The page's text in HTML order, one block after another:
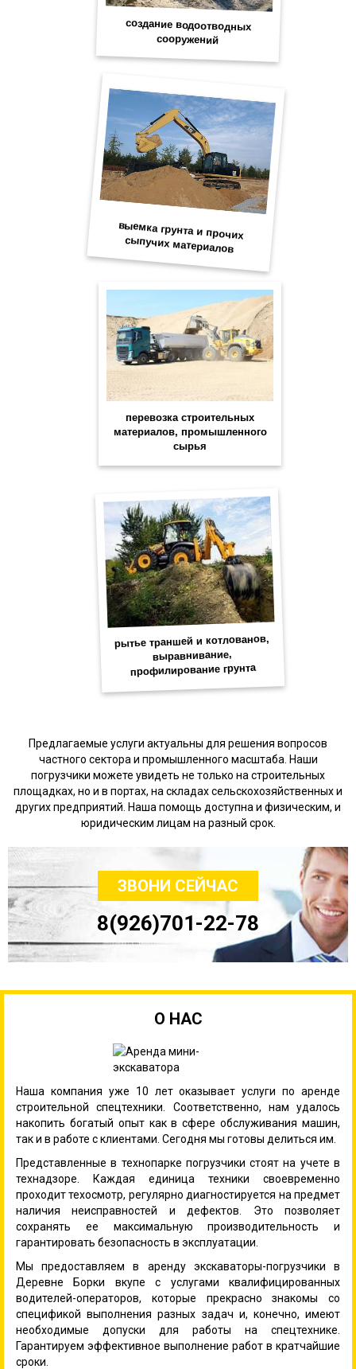
Предлагаемые услуги актуальны для решения вопросов
частного сектора и промышленного масштаба. Наши
погрузчики можете увидеть не только на строительных
площадках, но и в портах, на складах сельскохозяйственных и
других предприятий. Наша помощь доступна и физическим, и
юридическим лицам на разный срок.
ЗВОНИ СЕЙЧАС
8(926)701-22-78
О НАС
Наша компания уже 10 лет оказывает услуги по аренде
строительной спецтехники. Соответственно, нам удалось
накопить богатый опыт как в сфере обслуживания машин,
так и в работе с клиентами. Сегодня мы готовы делиться им.
Представленные в технопарке погрузчики стоят на учете в
технадзоре. Каждая единица техники своевременно
проходит техосмотр, регулярно диагностируется на предмет
наличия неисправностей и дефектов. Это позволяет
сохранять ее максимальную производительность и
гарантировать безопасность в эксплуатации.
Мы предоставляем в аренду экскаваторы-погрузчики в
Деревне Борки вкупе с услугами квалифицированных
водителей-операторов, которые прекрасно знакомы со
спецификой выполнения разных задач и, конечно, имеют
необходимые допуски для работы на спецтехнике.
Гарантируем эффективное выполнение работ в кратчайшие
сроки.